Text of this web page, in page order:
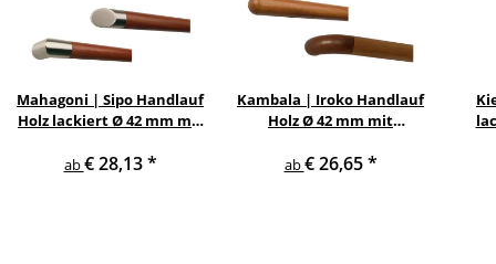
Mahagoni | Sipo Handlauf
Holz lackiert Ø 42 mm mit
Halter
ab€ 28,13*
Kambala | Iroko Handlauf
Holz Ø 42 mm mit
ab€ 26,65*